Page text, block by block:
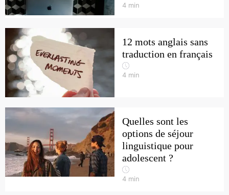
4 min
12 mots anglais sans
traduction en français
4 min
Quelles sont les
options de séjour
linguistique pour
adolescent ?
4 min